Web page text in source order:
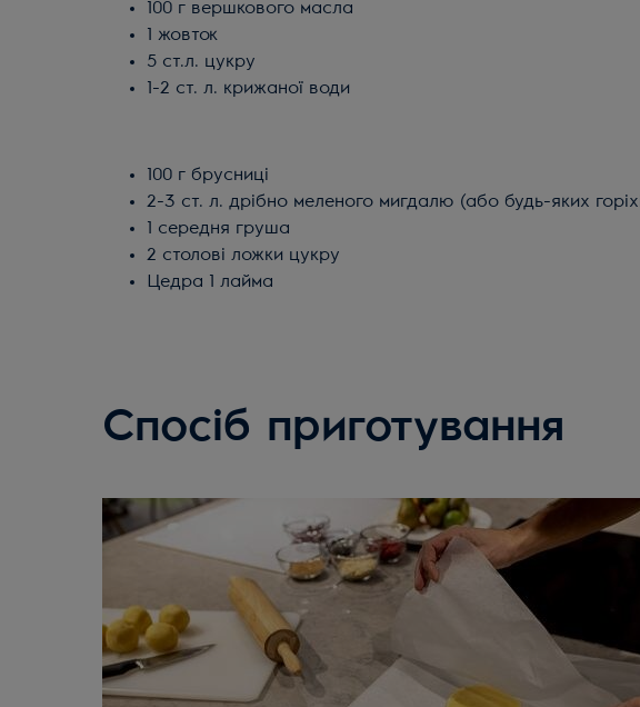
100 г вершкового масла
1 жовток
5 ст.л. цукру
1-2 ст. л. крижаної води
100 г брусниці
2-3 ст. л. дрібно меленого мигдалю (або будь-яких
1 середня груша
2 столові ложки цукру
Цедра 1 лайма
Спосіб приготування